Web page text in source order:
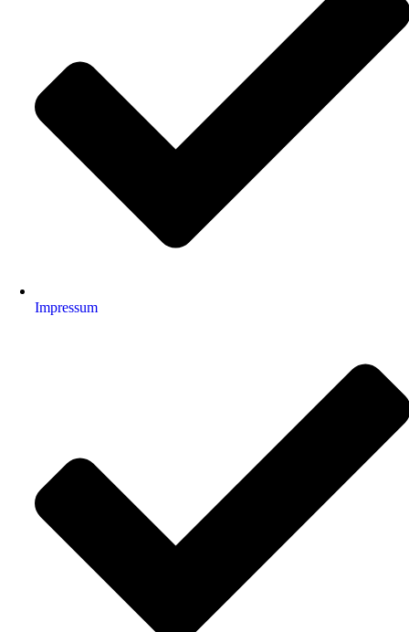
Impressum